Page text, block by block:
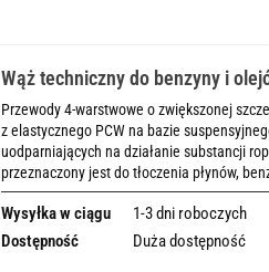
Wąż techniczny do benzyny i
Przewody 4-warstwowe o zwiększonej
z elastycznego PCW na bazie
uodparniających na działanie substancji
przeznaczony jest do tłoczenia płynów,
Wysyłka w ciągu
1-3 dni roboczych
Dostępność
Duża dostępność